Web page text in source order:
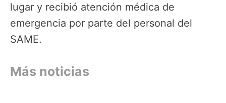
lugar y recibió atención médica de
emergencia por parte del personal del
SAME.
Más noticias